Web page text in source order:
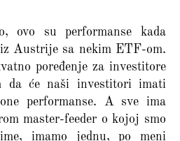
ovo su performanse kada
Austrije sa nekim ETF-om.
poređenje za investitore
da će naši investitori imati
performanse. A sve ima
master-feeder o kojoj smo
imamo jednu, po meni